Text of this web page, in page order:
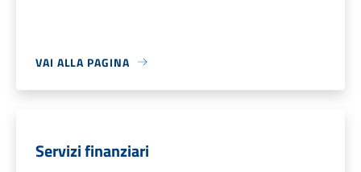
VAI ALLA PAGINA
Servizi finanziari